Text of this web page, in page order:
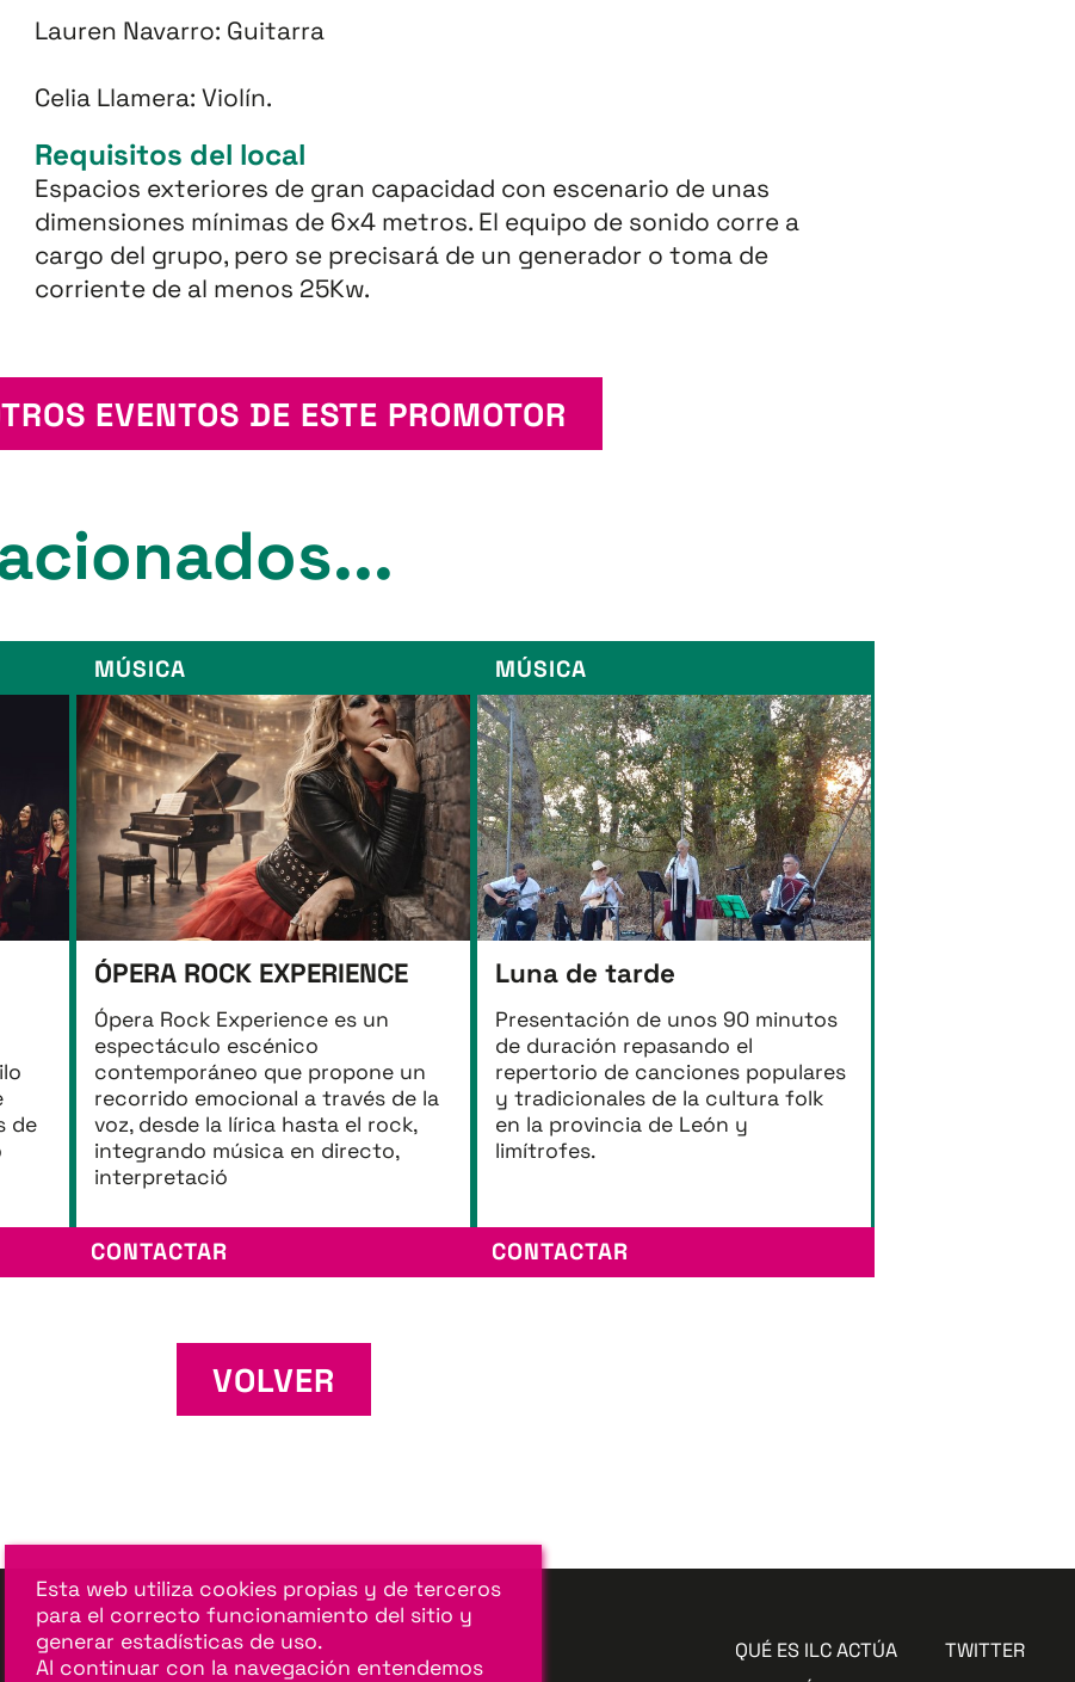
Esta web utiliza cookies propias y de terceros
para el correcto funcionamiento del sitio y
generar estadísticas de uso.
Al continuar con la navegación entendemos
Lauren Navarro: Guitarra
Celia Llamera: Violín.
Requisitos del local
Espacios exteriores de gran capacidad con escenario de unas
dimensiones mínimas de 6x4 metros. El equipo de sonido corre a
cargo del grupo, pero se precisará de un generador o toma de
corriente de al menos 25Kw.
EVENTOS DE ESTE PROMOTOR
de
MÚSICA
ÓPERA ROCK EXPERIENCE
Ópera Rock Experience es un
espectáculo escénico
contemporáneo que propone un
recorrido emocional a través de la
voz, desde la lírica hasta el rock,
integrando música en directo,
interpretació
CONTACTAR
MÚSICA
Luna de tarde
Presentación de unos 90 minutos
de duración repasando el
repertorio de canciones populares
y tradicionales de la cultura folk
en la provincia de León y
limítrofes.
CONTACTAR
VOLVER
QUÉ ES ILC ACTÚA
TWITTER